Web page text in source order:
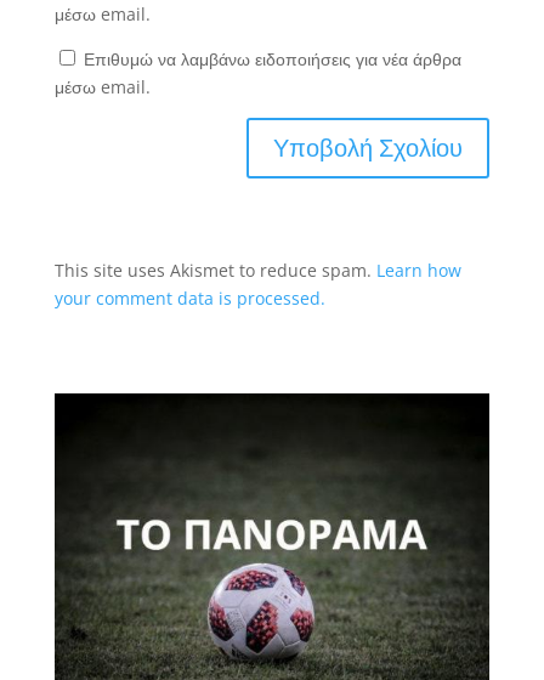
μέσω email.
Επιθυμώ να λαμβάνω ειδοποιήσεις για νέα άρθρα
μέσω email.
This site uses Akismet to reduce spam. Learn how
your comment data is processed.